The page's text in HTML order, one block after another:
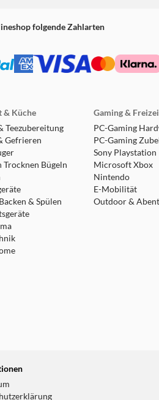
folgende Zahlarten
& Küche
Teezubereitung
Gefrieren
Trocknen Bügeln
& Spülen
Gaming &
PC-Gaming
PC-Gaming
Sony Playstation
Microsoft Xbox
Nintendo
E-Mobilität
Outdoor &